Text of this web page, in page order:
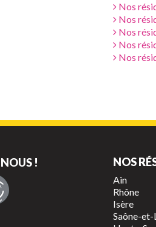
Nos
Nos
Nos
Nos
Nos
! NOS
Ain
Rhône
Isère
Saône-